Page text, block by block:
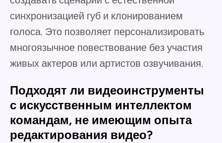
синхронизацией губ и клонированием
голоса. Это позволяет персонализировать
многоязычное повествование без участия
живых актеров или артистов озвучивания.
Подходят ли видеоинструменты
с искусственным интеллектом
командам, не имеющим опыта
редактирования видео?